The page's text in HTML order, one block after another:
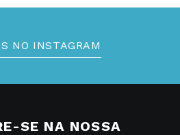
NO INSTAGRAM
SE NA NOSSA